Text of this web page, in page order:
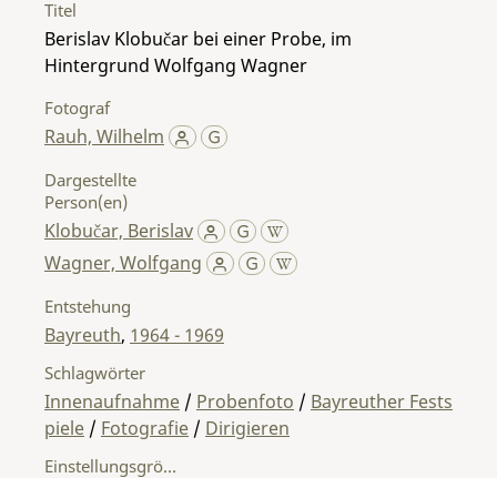
Titel
Berislav Klobučar bei einer Probe, im
Hintergrund Wolfgang Wagner
Fotograf
Rauh, Wilhelm
Dargestellte
Person(en)
Klobučar, Berislav
Wagner, Wolfgang
Entstehung
Bayreuth, 1964 - 1969
Einstellungsgröße
Schlagwörter
Innenaufnahme / Probenfoto / Bayreuther Fests
piele / Fotografie / Dirigieren